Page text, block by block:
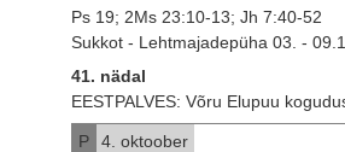
Ps 19; 2Ms 23:10-13; Jh 7:40-52
Sukkot - Lehtmajadepüha 03. -
41. nädal
EESTPALVES: Võru Elupuu
P
4. oktoober